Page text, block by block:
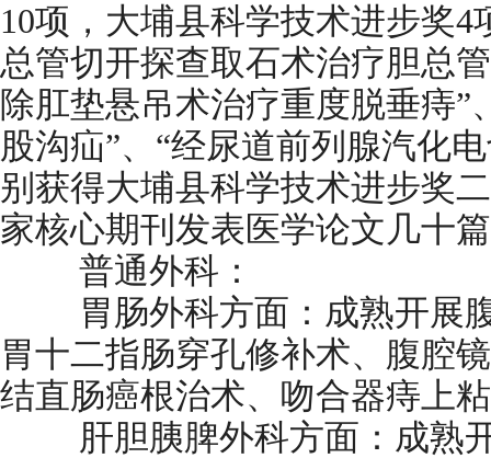
10项，大埔县科学技术进步奖
总管切开探查取石术治疗胆总
除肛垫悬吊术治疗重度脱垂痔”
股沟疝”、“经尿道前列腺汽化
别获得大埔县科学技术进步奖
家核心期刊发表医学论文几十
普通外科：
胃肠外科方面：成熟开展腹
胃十二指肠穿孔修补术、腹腔
结直肠癌根治术、吻合器痔上
肝胆胰脾外科方面：成熟开